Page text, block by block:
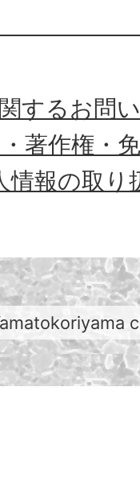
するお問
著作権・
情報の取り